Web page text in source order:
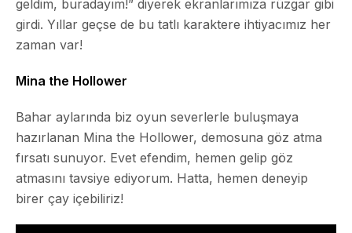
geldim, buradayım!” diyerek ekranlarımıza rüzgar gibi
girdi. Yıllar geçse de bu tatlı karaktere ihtiyacımız her
zaman var!
Mina the Hollower
Bahar aylarında biz oyun severlerle buluşmaya
hazırlanan Mina the Hollower, demosuna göz atma
fırsatı sunuyor. Evet efendim, hemen gelip göz
atmasını tavsiye ediyorum. Hatta, hemen deneyip
birer çay içebiliriz!